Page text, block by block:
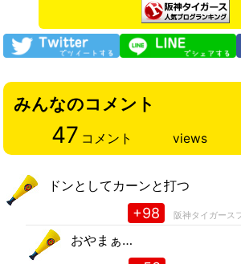
みんなのコメント
47 コメント views
ドンとしてカーンと打つ
+98 阪神タイガース
おやまぁ…